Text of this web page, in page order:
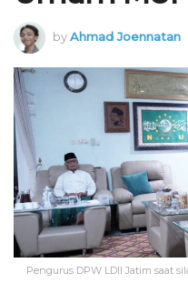
byAhmad Joennatan
Pengurus DPW LDII Jatim saat